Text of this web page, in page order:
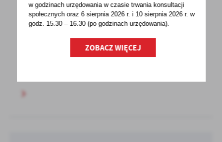
Wycofanie dotacji na kotły węglowe w
„Czystym Powietrzu”
Wojewódzki Fundusz Ochrony Środowiska
i Gospodarki Wodnej w Poznaniu przypomina,
w godzinachurzędowania w czasie trwania konsultacji
społecznych oraz 6 sierpnia 2026 r. i 10 sierpnia 2026 r. w
godz. 15.30 – 16.30 (po godzinachurzędowania).
ZOBACZ WIĘCEJ